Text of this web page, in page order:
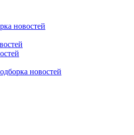
новостей
новостей